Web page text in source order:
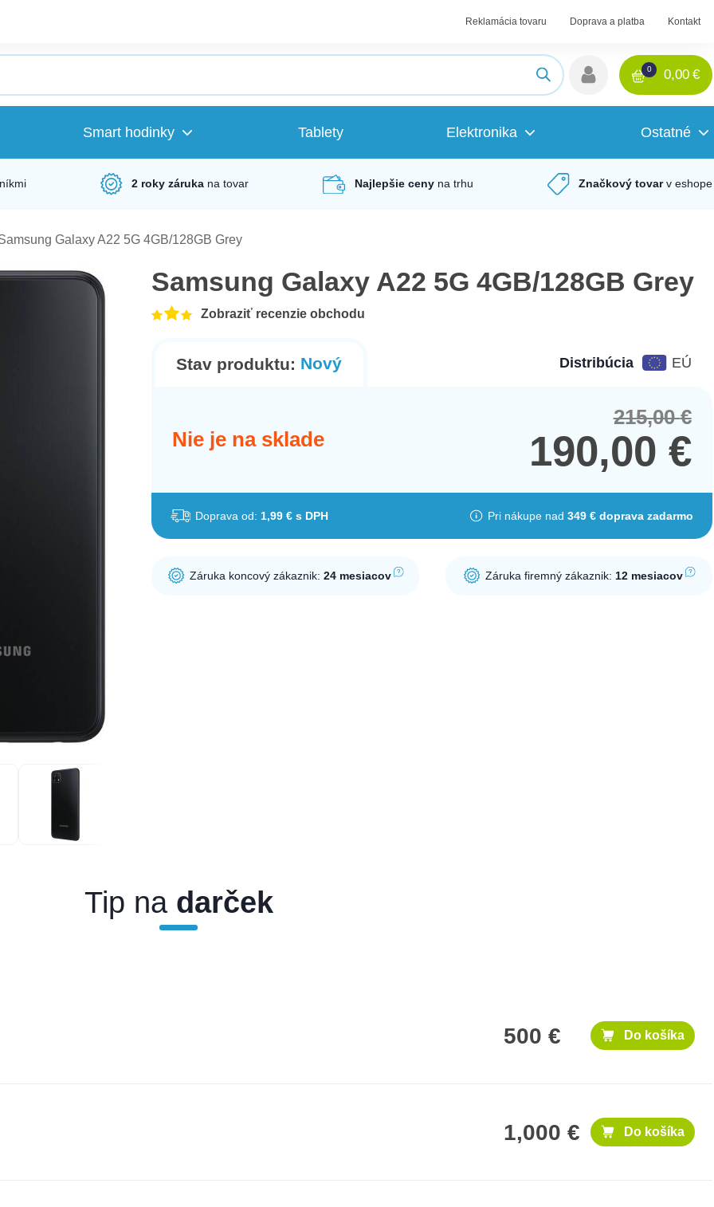
Reklamácia tovaru Doprava a platba Kontakt
0 0,00 €
Smart hodinky Tablety Elektronika Ostatné
2 roky záruka na tovar Najlepšie ceny na trhu Značkový tovar v eshope
Galaxy A22 5G 4GB/128GB Grey
Samsung Galaxy A22 5G 4GB/128GB Grey
Zobraziť recenzie obchodu
Stav produktu: Nový Distribúcia EÚ
Nie je na sklade
215,00€
190,00 €
Doprava od: 1,99 € s DPH Pri nákupe nad 349 € doprava zadarmo
Záruka koncový zákaznik:24 mesiacov Záruka firemný zákaznik: 12 mesiacov
Tip nadarček
500 € Do košíka
1,000 € Do košíka